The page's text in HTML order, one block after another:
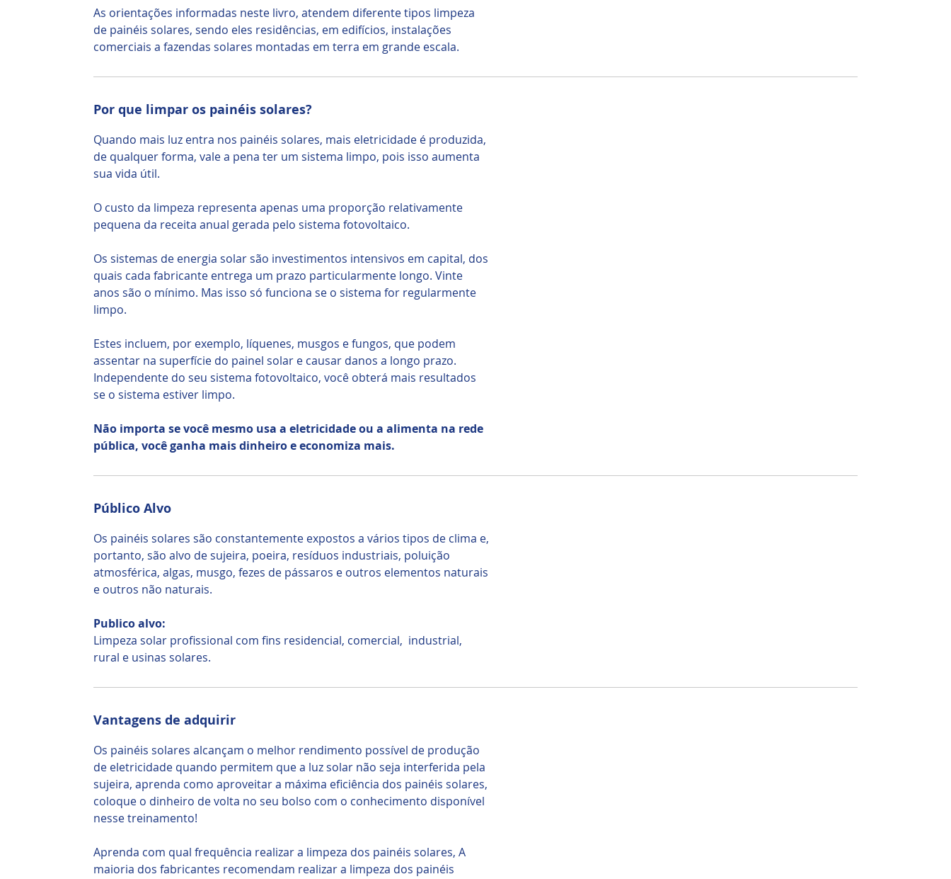
As orientações informadas neste livro, atendem diferente tipos limpeza
de painéis solares, sendo eles residências, em edifícios, instalações
comerciais a fazendas solares montadas em terra em grande escala.
Por que limpar os painéis solares?
Quando mais luz entra nos painéis solares, mais eletricidade é produzida,
de qualquer forma, vale a pena ter um sistema limpo, pois isso aumenta
sua vida útil.
O custo da limpeza representa apenas uma proporção relativamente
pequena da receita anual gerada pelo sistema fotovoltaico.
Os sistemas de energia solar são investimentos intensivos em capital, dos
quais cada fabricante entrega um prazo particularmente longo. Vinte
anos são o mínimo. Mas isso só funciona se o sistema for regularmente
limpo.
Estes incluem, por exemplo, líquenes, musgos e fungos, que podem
assentar na superfície do painel solar e causar danos a longo prazo.
Independente do seu sistema fotovoltaico, você obterá mais resultados
se o sistema estiver limpo.
Não importa se você mesmo usa a eletricidade ou a alimenta na rede
pública, você ganha mais dinheiro e economiza mais.
Público Alvo
Os painéis solares são constantemente expostos a vários tipos de clima e,
portanto, são alvo de sujeira, poeira, resíduos industriais, poluição
atmosférica, algas, musgo, fezes de pássaros e outros elementos naturais
e outros não naturais.
Publico alvo:
Limpeza solar profissional com fins residencial, comercial, industrial,
rural e usinas solares.
Vantagens de adquirir
Os painéis solares alcançam o melhor rendimento possível de produção
de eletricidade quando permitem que a luz solar não seja interferida pela
sujeira, aprenda como aproveitar a máxima eficiência dos painéis solares,
coloque o dinheiro de volta no seu bolso com o conhecimento disponível
nesse treinamento!
Aprenda com qual frequência realizar a limpeza dos painéis solares, A
maioria dos fabricantes recomendam realizar a limpeza dos painéis